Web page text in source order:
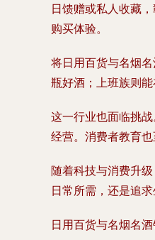
日馈赠或私人收藏
购买体验。
将日用百货与名烟
瓶好酒；上班族则
这一行业也面临挑
经营。消费者教育
随着科技与消费升
日常所需，还是追
日用百货与名烟名